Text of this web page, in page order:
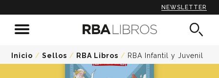
NEWSLETTER
Inicio / Sellos / RBA Libros / RBA Infantil y Juvenil
Una historia épica para los más pequeños